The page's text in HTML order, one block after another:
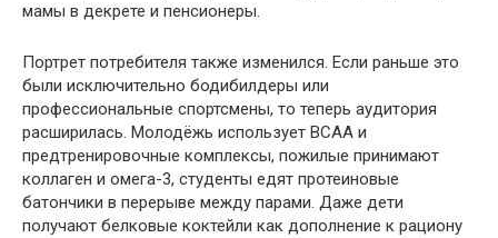
мамы в декрете и пенсионеры.
Портрет потребителя также изменился. Если раньше это
были исключительно бодибилдеры или
профессиональные спортсмены, то теперь аудитория
расширилась. Молодёжь использует BCAA и
предтренировочные комплексы, пожилые принимают
коллаген и омега-3, студенты едят протеиновые
батончики в перерыве между парами. Даже дети
получают белковые коктейли как дополнение к рациону